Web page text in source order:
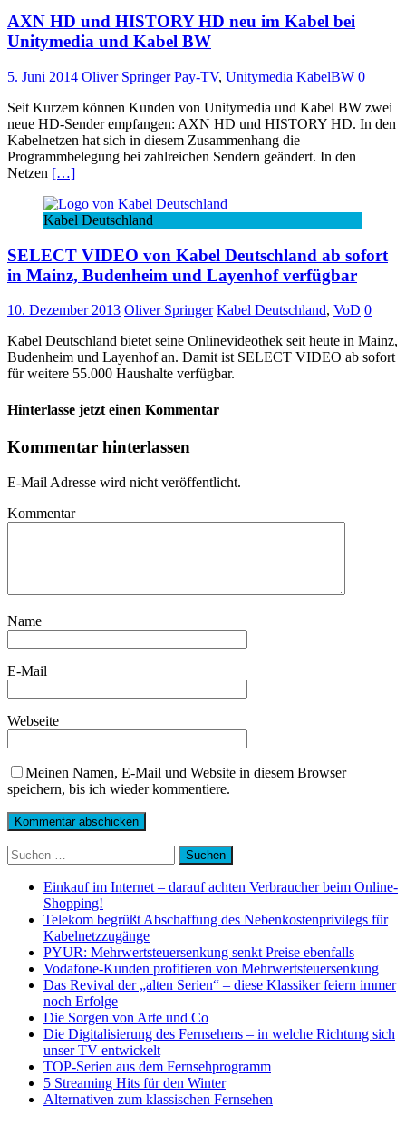
AXN HD und HISTORY HD neu im Kabel bei
Unitymedia und Kabel BW
5. Juni 2014 Oliver Springer Pay-TV, Unitymedia KabelBW 0
Seit Kurzem können Kunden von Unitymedia und Kabel BW zwei
neue HD-Sender empfangen: AXN HD und HISTORY HD. In den
Kabelnetzen hat sich in diesem Zusammenhang die
Programmbelegung bei zahlreichen Sendern geändert. In den
Netzen […]
Kabel Deutschland
SELECT VIDEO von Kabel Deutschland ab sofort
in Mainz, Budenheim und Layenhof verfügbar
10. Dezember 2013 Oliver Springer Kabel Deutschland, VoD 0
Kabel Deutschland bietet seine Onlinevideothek seit heute in Mainz,
Budenheim und Layenhof an. Damit ist SELECT VIDEO ab sofort
für weitere 55.000 Haushalte verfügbar.
Hinterlasse jetzt einen Kommentar
Kommentar hinterlassen
E-Mail Adresse wird nicht veröffentlicht.
Kommentar
Name
E-Mail
Webseite
Meinen Namen, E-Mail und Website in diesem Browser
speichern, bis ich wieder kommentiere.
Suchen
nach:
Einkauf im Internet – darauf achten Verbraucher beim Online-
Shopping!
Telekom begrüßt Abschaffung des Nebenkostenprivilegs für
Kabelnetzzugänge
PYUR: Mehrwertsteuersenkung senkt Preise ebenfalls
Vodafone-Kunden profitieren von Mehrwertsteuersenkung
Das Revival der „alten Serien“ – diese Klassiker feiern immer
noch Erfolge
Die Sorgen von Arte und Co
Die Digitalisierung des Fernsehens – in welche Richtung sich
unser TV entwickelt
TOP-Serien aus dem Fernsehprogramm
5 Streaming Hits für den Winter
Alternativen zum klassischen Fernsehen